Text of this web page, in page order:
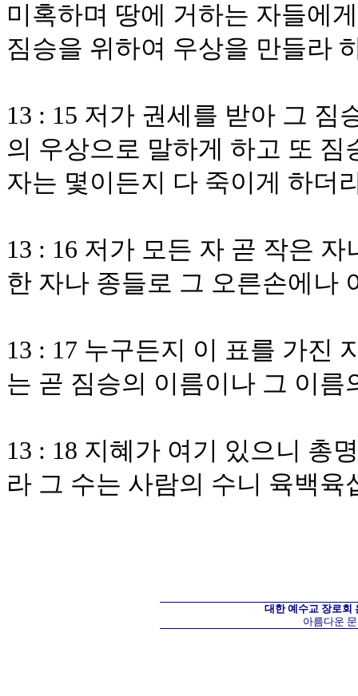
미혹하며 땅에 거하는 자들에
짐승을 위하여 우상을 만들라
13 : 15 저가 권세를 받아 그 짐
의 우상으로 말하게 하고 또
자는 몇이든지 다 죽이게 하더
13 : 16 저가 모든 자 곧 작은
한 자나 종들로 그 오른손에나
13 : 17 누구든지 이 표를 가진
는 곧 짐승의 이름이나 그 이름
13 : 18 지혜가 여기 있으니 총
라 그 수는 사람의 수니 육백육
대한 예수교 장로회
아름다운